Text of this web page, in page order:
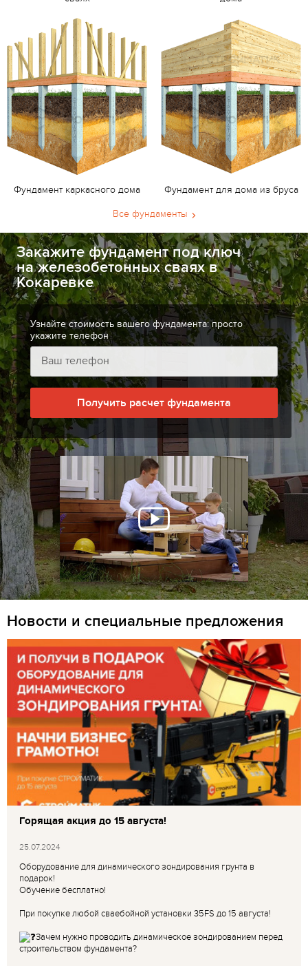
Фундамент каркасного дома Фундамент для дома из бруса
Все фундаменты
Закажите фундамент под ключ
на железобетонных сваях в
Кокаревке
Узнайте стоимость вашего фундамента: просто
укажите телефон
Получить расчет фундамента
Новости и специальные предложения
Горящая акция до 15 августа!
25.07.2024
Оборудование для динамического зондирования грунта в
подарок!
Обучение бесплатно!
При покупке любой сваебойной установки 35FS до 15 августа!
Зачем нужно проводить динамическое зондированием перед
строительством фундамента?